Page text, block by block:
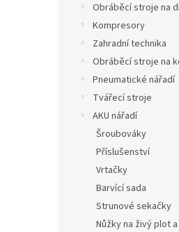
Obráběcí stroje na
Kompresory
Zahradní technika
Obráběcí stroje na
Pneumatické nářadí
Tvářecí stroje
AKU nářadí
Šroubováky
Příslušenství
Vrtačky
Barvící sada
Strunové sekačky
Nůžky na živý plot